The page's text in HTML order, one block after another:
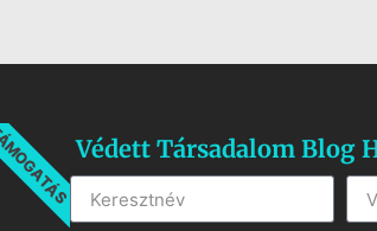
Védett Társadalom Blog